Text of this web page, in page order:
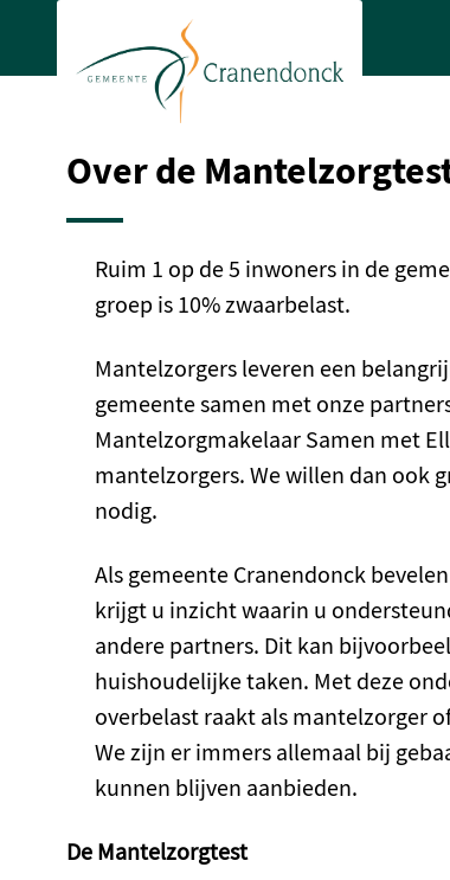
Ga naar de hoofdinhoud
Ga naar de homepage
Over de
Ruim 1 op de 5 inwoners in de
groep is 10% zwaarbelast.
Mantelzorgers leveren een
gemeente samen met onze
Mantelzorgmakelaar Samen met
mantelzorgers. We willen dan ook
nodig.
Als gemeente Cranendonck
krijgt u inzicht waarin u
andere partners. Dit kan
huishoudelijke taken. Met deze
overbelast raakt als mantelzorger
We zijn er immers allemaal bij
kunnen blijven aanbieden.
De Mantelzorgtest